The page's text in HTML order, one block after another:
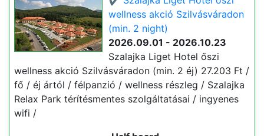
wellness akció Szilvásváradon
(min. 2 night)
2026.09.01 - 2026.10.23
Szalajka Liget Hotel őszi
wellness akció Szilvásváradon (min. 2 éj) 27.203 Ft /
fő / éj ártól / félpanzió / wellness részleg / Szalajka
Relax Park térítésmentes szolgáltatásai / ingyenes
wifi /